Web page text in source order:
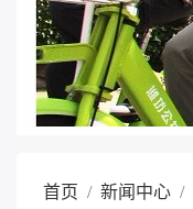
首页 新闻中心